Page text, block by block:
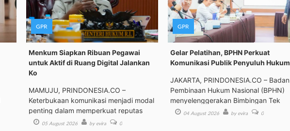
GPR
Menkum Siapkan Ribuan Pegawai
untuk Aktif di Ruang Digital Jalankan
Ko
MAMUJU, PRINDONESIA.CO –
Keterbukaan komunikasi menjadi modal
penting dalam memperkuat reputas
05 August 2026 by evira 0
GPR
Gelar Pelatihan, BPHN Perkuat
Komunikasi Publik Penyuluh Hukum
JAKARTA, PRINDONESIA.CO – Badan
Pembinaan Hukum Nasional (BPHN)
menyelenggerakan Bimbingan Tek
04 August 2026 by evira 0